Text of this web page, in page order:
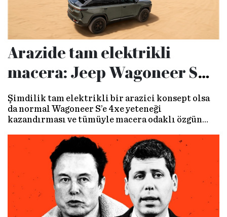
Arazide tam elektrikli
macera: Jeep Wagoneer S
Trailhawk
Şimdilik tam elektrikli bir arazici konsept olsa
da normal Wagoneer S’e 4xe yeteneği
kazandırması ve tümüyle macera odaklı özgün